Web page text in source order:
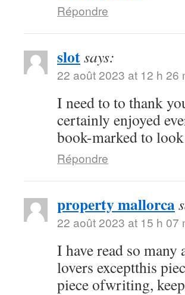
Répondre
slotsays:
22 août 2023 at 12 h 26
I need to to thank
certainly enjoyed
book-marked to
Répondre
property mallorca
22 août 2023 at 15 h 07
I have read so
lovers exceptthis
piece ofwriting,